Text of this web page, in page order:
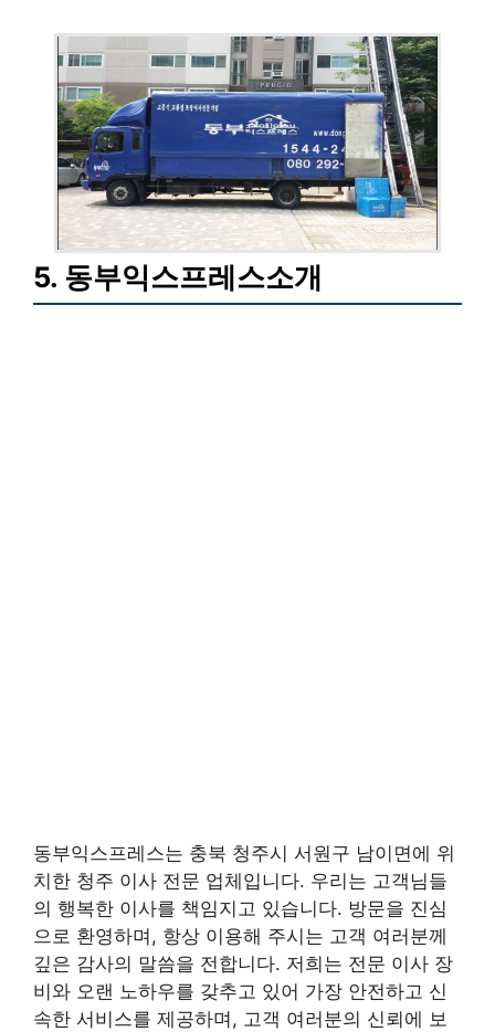
5. 동부익스프레스소개
동부익스프레스는 충북 청주시 서원구 남이면에 위
치한 청주 이사 전문 업체입니다. 우리는 고객님들
의 행복한 이사를 책임지고 있습니다. 방문을 진심
으로 환영하며, 항상 이용해 주시는 고객 여러분께
깊은 감사의 말씀을 전합니다. 저희는 전문 이사 장
비와 오랜 노하우를 갖추고 있어 가장 안전하고 신
속한 서비스를 제공하며, 고객 여러분의 신뢰에 보